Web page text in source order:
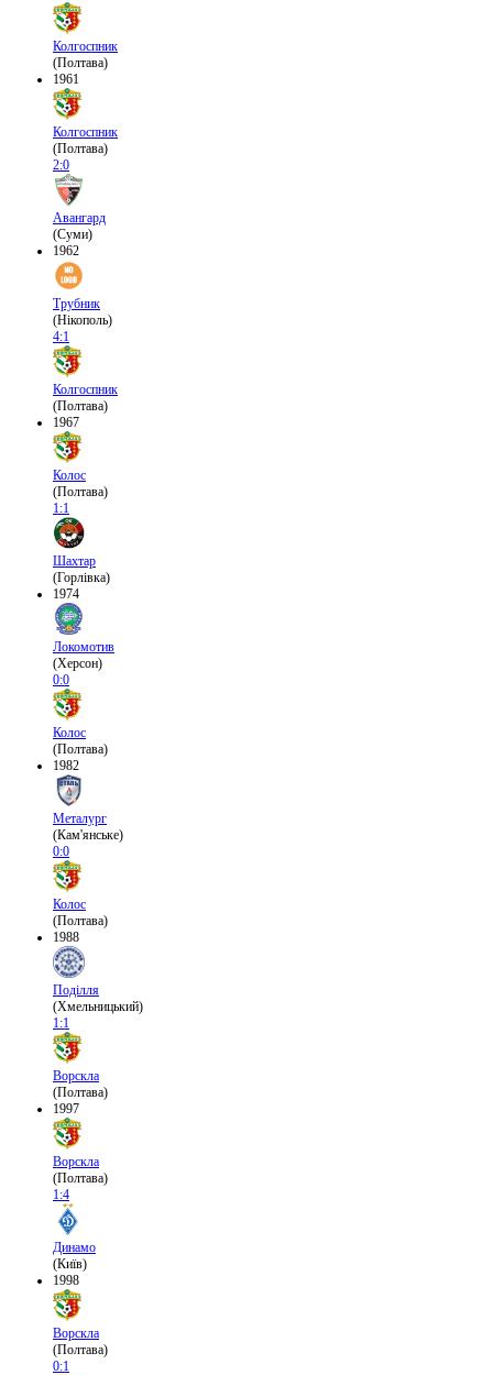
Колгоспник
(Полтава)
1961
Колгоспник
(Полтава)
2:0
Авангард
(Суми)
1962
Трубник
(Нікополь)
4:1
Колгоспник
(Полтава)
1967
Колос
(Полтава)
1:1
Шахтар
(Горлівка)
1974
Локомотив
(Херсон)
0:0
Колос
(Полтава)
1982
Металург
(Кам'янське)
0:0
Колос
(Полтава)
1988
Поділля
(Хмельницький)
1:1
Ворскла
(Полтава)
1997
Ворскла
(Полтава)
1:4
Динамо
(Київ)
1998
Ворскла
(Полтава)
0:1